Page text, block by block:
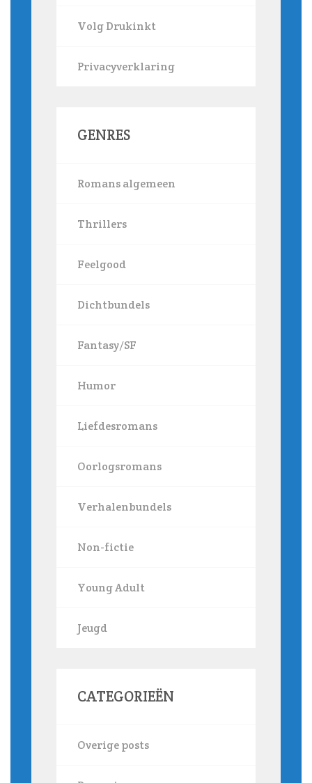
Volg Drukinkt
Privacyverklaring
GENRES
Romans algemeen
Thrillers
Feelgood
Dichtbundels
Fantasy/SF
Humor
Liefdesromans
Oorlogsromans
Verhalenbundels
Non-fictie
Young Adult
Jeugd
CATEGORIEËN
Overige posts